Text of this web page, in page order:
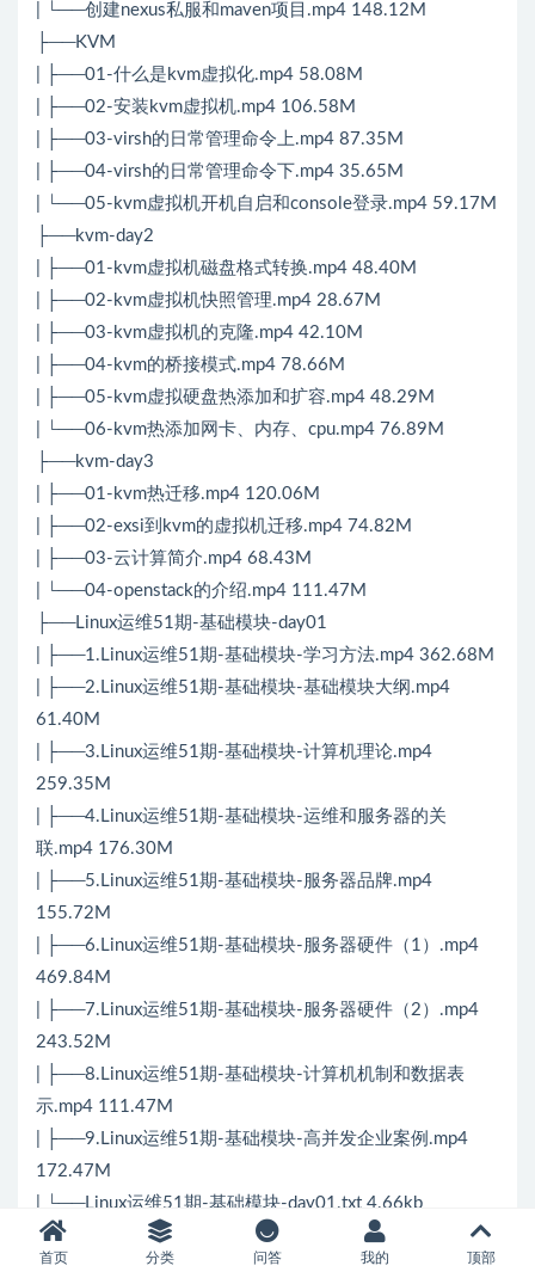
| └──创建nexus私服和maven项目.mp4 148.12M
├──KVM
| ├──01-什么是kvm虚拟化.mp4 58.08M
| ├──02-安装kvm虚拟机.mp4 106.58M
| ├──03-virsh的日常管理命令上.mp4 87.35M
| ├──04-virsh的日常管理命令下.mp4 35.65M
| └──05-kvm虚拟机开机自启和console登录.mp4 59.17M
├──kvm-day2
| ├──01-kvm虚拟机磁盘格式转换.mp4 48.40M
| ├──02-kvm虚拟机快照管理.mp4 28.67M
| ├──03-kvm虚拟机的克隆.mp4 42.10M
| ├──04-kvm的桥接模式.mp4 78.66M
| ├──05-kvm虚拟硬盘热添加和扩容.mp4 48.29M
| └──06-kvm热添加网卡、内存、cpu.mp4 76.89M
├──kvm-day3
| ├──01-kvm热迁移.mp4 120.06M
| ├──02-exsi到kvm的虚拟机迁移.mp4 74.82M
| ├──03-云计算简介.mp4 68.43M
| └──04-openstack的介绍.mp4 111.47M
├──Linux运维51期-基础模块-day01
| ├──1.Linux运维51期-基础模块-学习方法.mp4 362.68M
| ├──2.Linux运维51期-基础模块-基础模块大纲.mp4
61.40M
| ├──3.Linux运维51期-基础模块-计算机理论.mp4
259.35M
| ├──4.Linux运维51期-基础模块-运维和服务器的关
联.mp4 176.30M
| ├──5.Linux运维51期-基础模块-服务器品牌.mp4
155.72M
| ├──6.Linux运维51期-基础模块-服务器硬件（1）.mp4
469.84M
| ├──7.Linux运维51期-基础模块-服务器硬件（2）.mp4
243.52M
| ├──8.Linux运维51期-基础模块-计算机机制和数据表
示.mp4 111.47M
| ├──9.Linux运维51期-基础模块-高并发企业案例.mp4
172.47M
| └──Linux运维51期-基础模块-day01.txt 4.66kb
├──Linux运维51期-基础模块-day02
| ├──oldboy_2018_08_02_09_30_30_340.mp4
首页 分类 问答 我的 顶部